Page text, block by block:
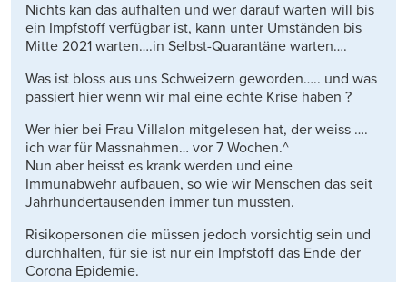
Nichts kan das aufhalten und wer darauf warten will bis
ein Impfstoff verfügbar ist, kann unter Umständen bis
Mitte 2021 warten….in Selbst-Quarantäne warten….
Was ist bloss aus uns Schweizern geworden….. und was
passiert hier wenn wir mal eine echte Krise haben ?
Wer hier bei Frau Villalon mitgelesen hat, der weiss ….
ich war für Massnahmen… vor 7 Wochen.^
Nun aber heisst es krank werden und eine
Immunabwehr aufbauen, so wie wir Menschen das seit
Jahrhundertausenden immer tun mussten.
Risikopersonen die müssen jedoch vorsichtig sein und
durchhalten, für sie ist nur ein Impfstoff das Ende der
Corona Epidemie.